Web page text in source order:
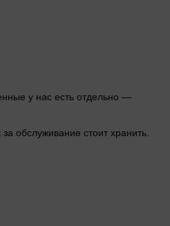
у нас есть отдельно —
обслуживание стоит хранить.